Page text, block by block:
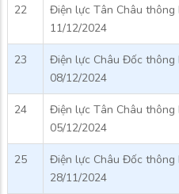
22
Điện lực Tân Châu thông
11/12/2024
23
Điện lực Châu Đốc thông
08/12/2024
24
Điện lực Tân Châu thông
05/12/2024
25
Điện lực Châu Đốc thông
28/11/2024